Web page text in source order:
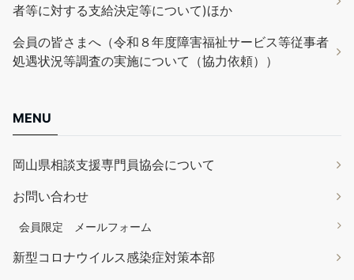
者等に対する支給決定等について)ほか
会員の皆さまへ（令和８年度障害福祉サービス等従事者
処遇状況等調査の実施について（協力依頼））
MENU
岡山県相談支援専門員協会について
お問い合わせ
会員限定 メールフォーム
新型コロナウイルス感染症対策本部